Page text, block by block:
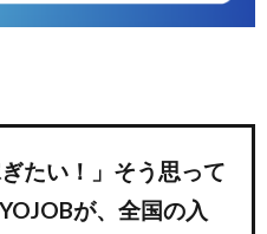
たい！」そう思って
が、全国の入